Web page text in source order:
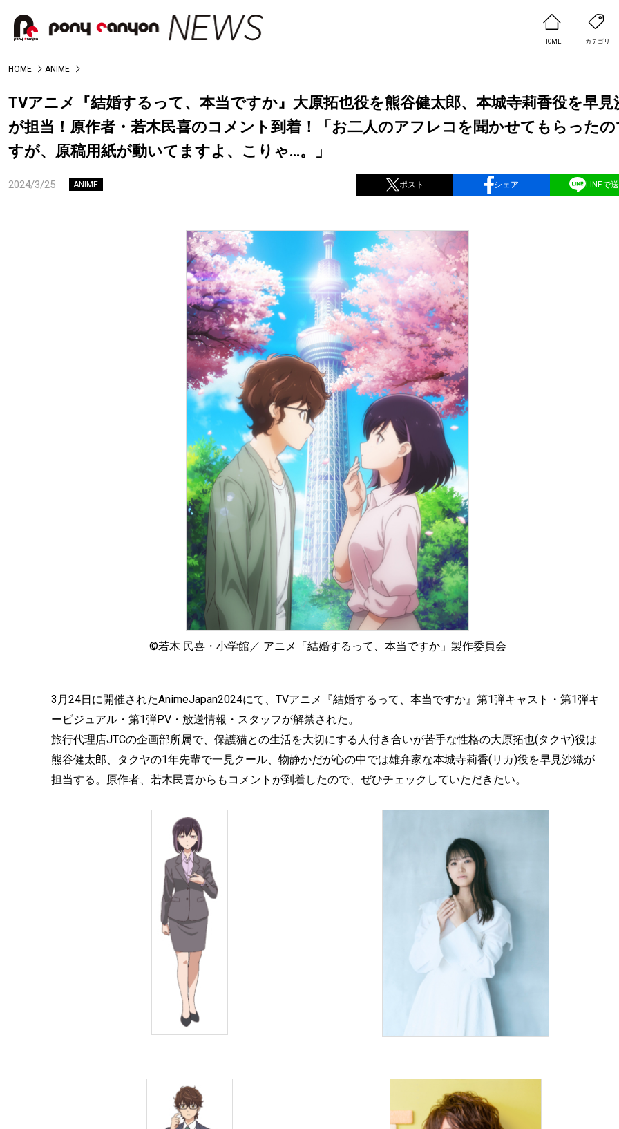
HOME カテゴリ
HOME ANIME
TVアニメ『結婚するって、本当ですか』大原拓也役を熊谷健太郎、本城寺莉香役を早見
が担当！原作者・若木民喜のコメント到着！「お二人のアフレコを聞かせてもらった
すが、原稿用紙が動いてますよ、こりゃ…。」
2024/3/25 ANIME ポスト シェア LINEで
©若木 民喜・小学館／ アニメ「結婚するって、本当ですか」製作委員会
3月24日に開催されたAnimeJapan2024にて、TVアニメ『結婚するって、本当ですか』第1弾キャスト・第1弾キ
ービジュアル・第1弾PV・放送情報・スタッフが解禁された。
旅行代理店JTCの企画部所属で、保護猫との生活を大切にする人付き合いが苦手な性格の大原拓也(タクヤ)役は
熊谷健太郎、タクヤの1年先輩で一見クール、物静かだが心の中では雄弁家な本城寺莉香(リカ)役を早見沙織が
担当する。原作者、若木民喜からもコメントが到着したので、ぜひチェックしていただきたい。